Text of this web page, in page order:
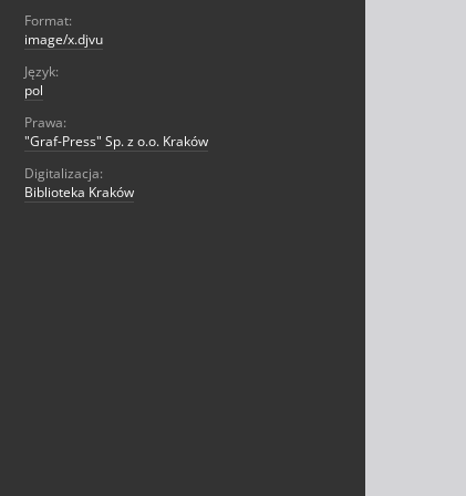
Format:
image/x.djvu
Język:
pol
Prawa:
"Graf-Press" Sp. z o.o. Kraków
Digitalizacja:
Biblioteka Kraków